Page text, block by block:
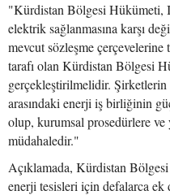
"Kürdistan Bölgesi Hükümeti,
elektrik sağlanmasına karşı
mevcut sözleşme çerçevelerine
tarafı olan Kürdistan Bölgesi
gerçekleştirilmelidir. Şirketlerin
arasındaki enerji iş birliğinin
olup, kurumsal prosedürlere
müdahaledir."
Açıklamada, Kürdistan
enerji tesisleri için defalarca